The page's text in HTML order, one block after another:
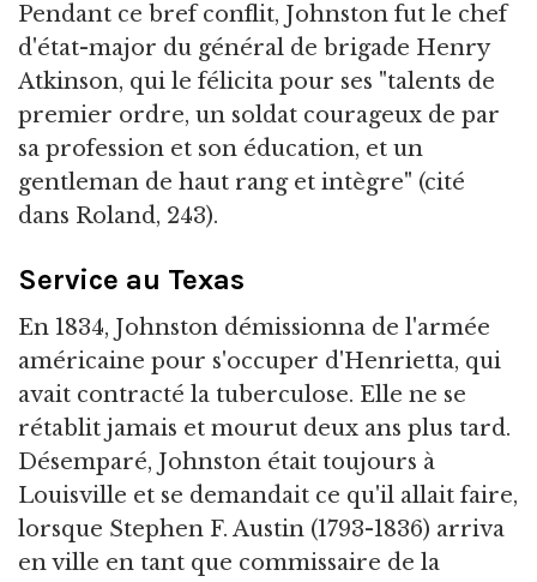
Pendant ce bref conflit, Johnston fut le chef
d'état-major du général de brigade Henry
Atkinson, qui le félicita pour ses "talents de
premier ordre, un soldat courageux de par
sa profession et son éducation, et un
gentleman de haut rang et intègre" (cité
dans Roland, 243).
Service au Texas
En 1834, Johnston démissionna de l'armée
américaine pour s'occuper d'Henrietta, qui
avait contracté la tuberculose. Elle ne se
rétablit jamais et mourut deux ans plus tard.
Désemparé, Johnston était toujours à
Louisville et se demandait ce qu'il allait faire,
lorsque Stephen F. Austin (1793-1836) arriva
en ville en tant que commissaire de la